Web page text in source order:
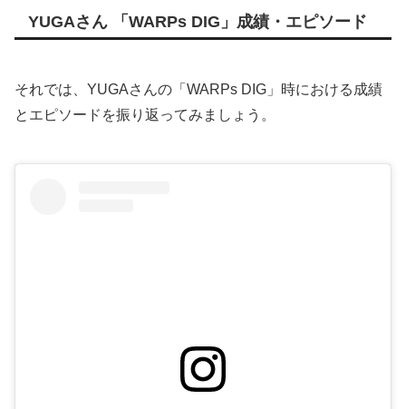
YUGAさん 「WARPs DIG」成績・エピソード
それでは、YUGAさんの「WARPs DIG」時における成績
とエピソードを振り返ってみましょう。